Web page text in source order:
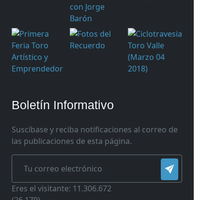
Boletín Informativo
Suscíbase y reciba notificaciones al correo de
las publicaciones de esta página.
Eres el visitante: 11.306.672